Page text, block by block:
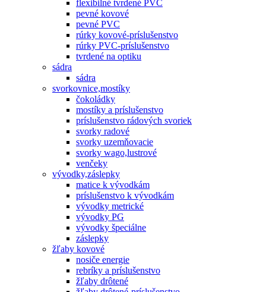
flexibilné tvrdené PVC
pevné kovové
pevné PVC
rúrky kovové-príslušenstvo
rúrky PVC-príslušenstvo
tvrdené na optiku
sádra
sádra
svorkovnice,mostíky
čokoládky
mostíky a príslušenstvo
príslušenstvo rádových svoriek
svorky radové
svorky uzemňovacie
svorky wago,lustrové
venčeky
vývodky,záslepky
matice k vývodkám
príslušenstvo k vývodkám
vývodky metrické
vývodky PG
vývodky špeciálne
záslepky
žľaby kovové
nosiče energie
rebríky a príslušenstvo
žľaby drôtené